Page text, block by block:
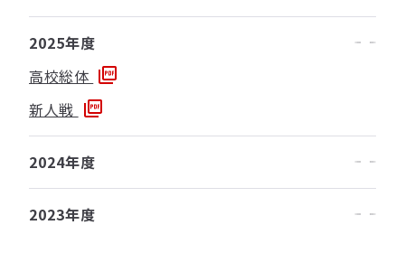
2025年度
高校総体
新人戦
2024年度
2023年度